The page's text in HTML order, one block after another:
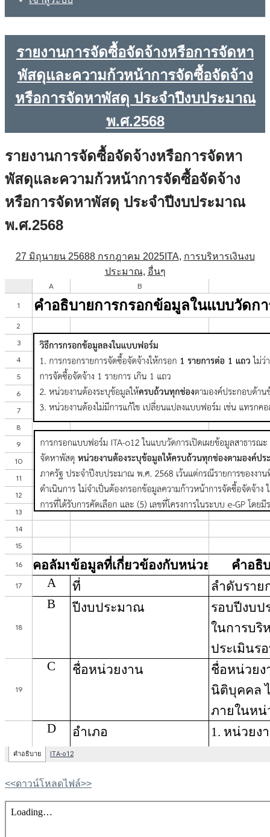
รายงานการจัดซื้อจัดจ้างหรือการจัดหา
พัสดุและความก้วหน้าการจัดซื้อจัดจ้าง
หรือการจัดหาพัสดุ ประจำปีงบประมาณ
พ.ศ.2568
รายงานการจัดซื้อจัดจ้างหรือการจัดหา
พัสดุและความก้วหน้าการจัดซื้อจัดจ้าง
หรือการจัดหาพัสดุ ประจำปีงบประมาณ
พ.ศ.2568
27 มิถุนายน 25688 กรกฎาคม 2025ITA, การบริหารเงินงบ
ประมาณ, อื่นๆ
<<ดาวน์โหลดไฟล์>>